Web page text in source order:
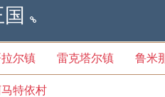
尔镇 雷克塔尔镇 鲁米
特依村